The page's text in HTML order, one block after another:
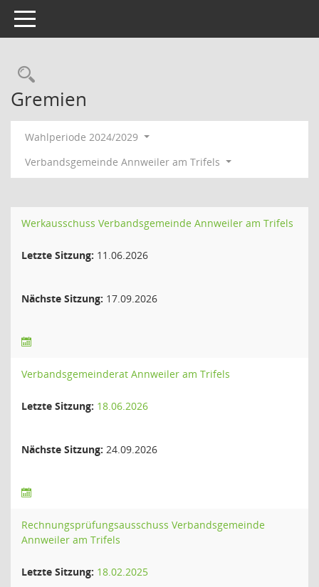
Toggle navigation
Rechercheauswahl
Gremien
Wahlperiode 2024/2029
Verbandsgemeinde Annweiler am Trifels
Werkausschuss Verbandsgemeinde Annweiler am Trifels
Letzte Sitzung: 11.06.2026
Nächste Sitzung: 17.09.2026
Verbandsgemeinderat Annweiler am Trifels
Letzte Sitzung: 18.06.2026
Nächste Sitzung: 24.09.2026
Rechnungsprüfungsausschuss Verbandsgemeinde
Annweiler am Trifels
Letzte Sitzung: 18.02.2025